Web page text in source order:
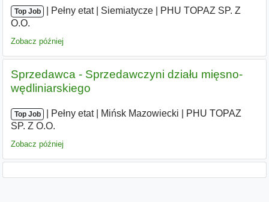
Top Job Pełny etat| Siemiatycze
PHU TOPAZ SP. Z
O.O.
Zobacz później
Sprzedawca - Sprzedawczyni działu mięsno-
wędliniarskiego
Top Job Pełny etat| Mińsk Mazowiecki
PHU TOPAZ
SP. Z O.O.
Zobacz później